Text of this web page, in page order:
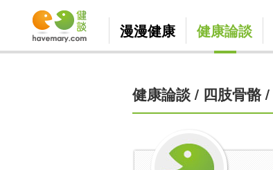
漫漫健康 健康論談
健康論談/ 四肢骨骼/